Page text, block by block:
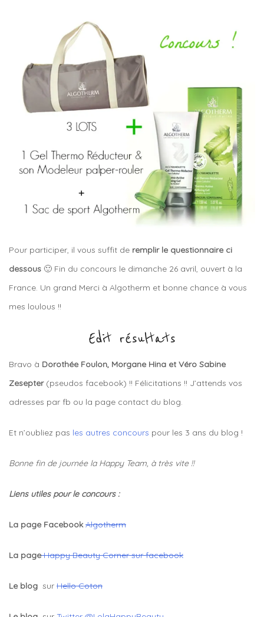
Pour participer, il vous suffit de remplir le questionnaire ci
dessous 🙂 Fin du concours le dimanche 26 avril, ouvert à la
France. Un grand Merci à Algotherm et bonne chance à vous
mes loulous !!
Edit résultats
Bravo à Dorothée Foulon, Morgane Hina et Véro Sabine
Zesepter(pseudos facebook) !! Félicitations !! J’attends vos
adresses par fb ou la page contact du blog.
Et n’oubliez pas les autres concours pour les 3 ans du blog !
Bonne fin de journée la Happy Team, à très vite !!
Liens utiles pour le concours :
La page Facebook Algotherm
La pageHappy Beauty Corner sur facebook
Le blog sur Hello Coton